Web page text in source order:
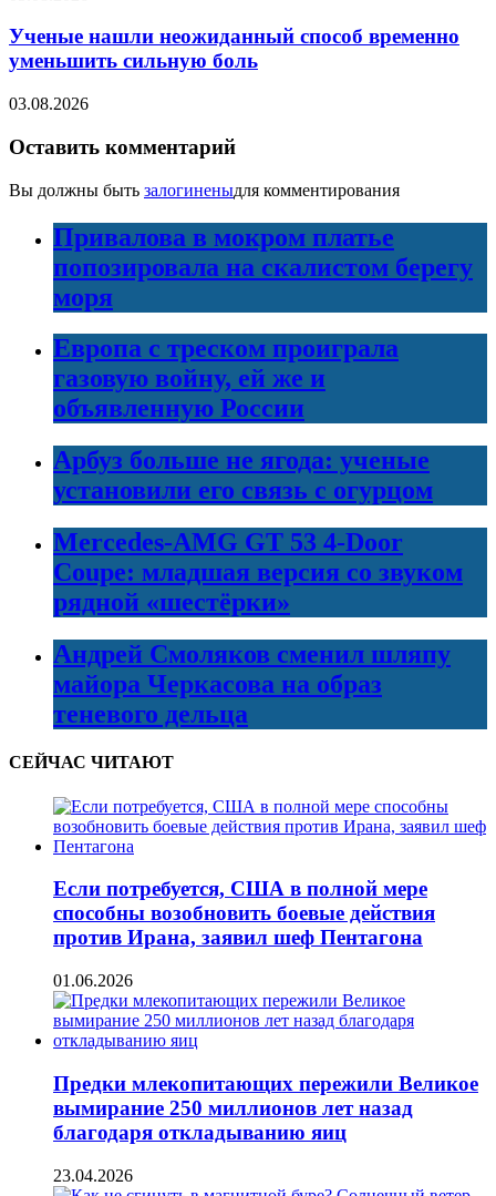
Ученые нашли неожиданный способ временно
уменьшить сильную боль
03.08.2026
Оставить комментарий
Вы должны быть залогиненыдля комментирования
Привалова в мокром платье
попозировала на скалистом берегу
моря
Европа с треском проиграла
газовую войну, ей же и
объявленную России
Арбуз больше не ягода: ученые
установили его связь с огурцом
Mercedes-AMG GT 53 4-Door
Coupe: младшая версия со звуком
рядной «шестёрки»
Андрей Смоляков сменил шляпу
майора Черкасова на образ
теневого дельца
СЕЙЧАС ЧИТАЮТ
Если потребуется, США в полной мере
способны возобновить боевые действия
против Ирана, заявил шеф Пентагона
01.06.2026
Предки млекопитающих пережили Великое
вымирание 250 миллионов лет назад
благодаря откладыванию яиц
23.04.2026